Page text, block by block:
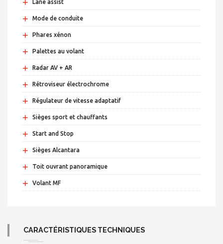
Lane assist
+ Mode de conduite
+ Phares xénon
+ Palettes au volant
+ Radar AV + AR
+ Rétroviseur électrochrome
+ Régulateur de vitesse adaptatif
+ Sièges sport et chauffants
+ Start and Stop
+ Sièges Alcantara
+ Toit ouvrant panoramique
+ Volant MF
CARACTÉRISTIQUES TECHNIQUES